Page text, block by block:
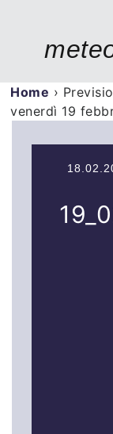
Home ›
venerdì 19